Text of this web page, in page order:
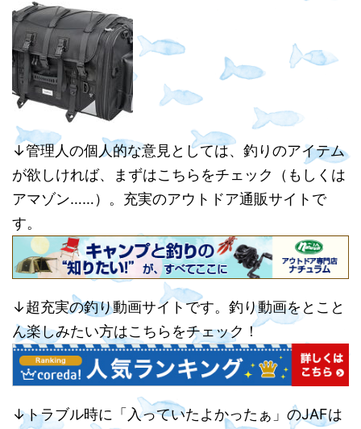
↓管理人の個人的な意見としては、釣りのアイテム
が欲しければ、まずはこちらをチェック（もしくは
アマゾン……）。充実のアウトドア通販サイトで
す。
↓超充実の釣り動画サイトです。釣り動画をとこと
ん楽しみたい方はこちらをチェック！
↓トラブル時に「入っていたよかったぁ」のJAFは